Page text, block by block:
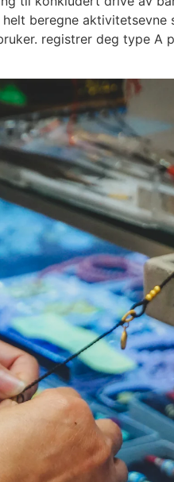
beregne aktivitetsevne
registrer deg type A